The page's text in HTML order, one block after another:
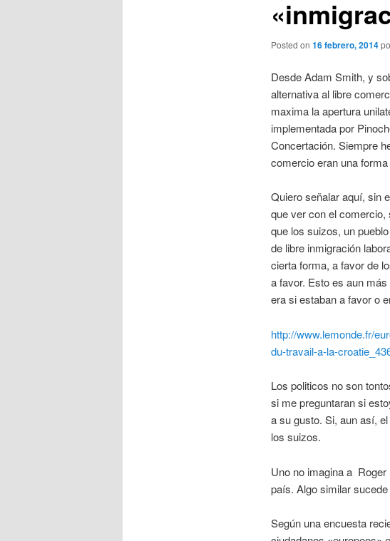
Posted on 16 febrero, 2014
Desde Adam Smith, y
alternativa al libre
maxima la apertura
implementada por
Concertación. Siempre
comercio eran una
Quiero señalar aquí, sin
que ver con el comercio,
que los suizos, un
de libre inmigración
cierta forma, a favor de
a favor. Esto es aun
era si estaban a favor o
http://www.lemonde.fr/
du-travail-a-la-
Los politicos no son
si me preguntaran si
a su gusto. Si, aun así,
los suizos.
Uno no imagina a
país. Algo similar
Según una encuesta